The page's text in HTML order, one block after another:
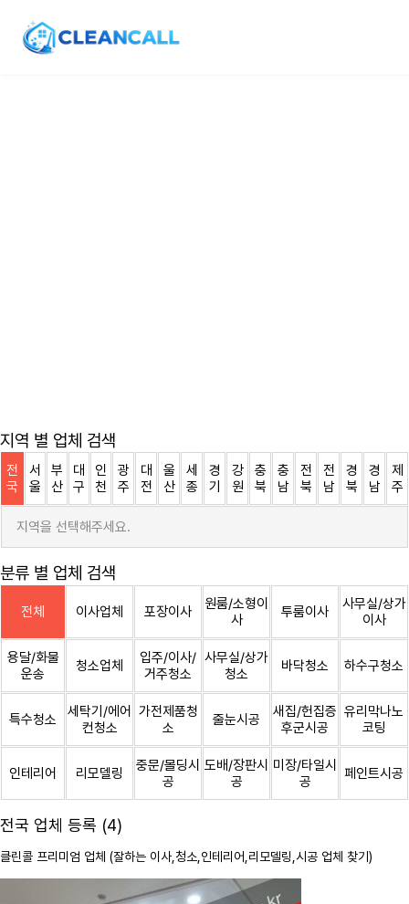
지역 별 업체 검색
전
국
서
울
부
산
대
구
인
천
광
주
대
전
울
산
세
종
경
기
강
원
충
북
충
남
전
북
전
남
경
북
경
남
제
주
지역을 선택해주세요.
분류 별 업체 검색
전체 이사업체 포장이사
원룸/소형이
사
투룸이사
사무실/상가
이사
용달/화물
운송
청소업체
입주/이사/
거주청소
사무실/상가
청소
바닥청소 하수구청소
특수청소
세탁기/에어
컨청소
가전제품청
소
줄눈시공
새집/헌집증
후군시공
유리막나노
코팅
인테리어 리모델링
중문/몰딩시
공
도배/장판시
공
미장/타일시
공
페인트시공
전국 업체 등록 (4)
클린콜 프리미엄 업체 (잘하는 이사, 청소 ,인테리어,리모델링,시공 업체 찾기)